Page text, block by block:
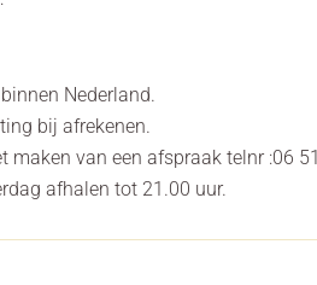
Nederland.
bij afrekenen.
maken van een afspraak telnr :06
afhalen tot 21.00 uur.